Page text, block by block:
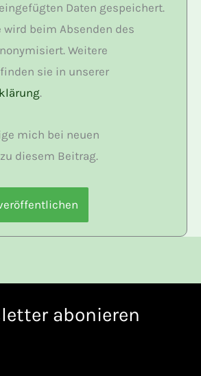
Daten gespeichert.
wird beim Absenden des
Weitere
sie in unserer
.
mich bei neuen
diesem Beitrag.
abonieren